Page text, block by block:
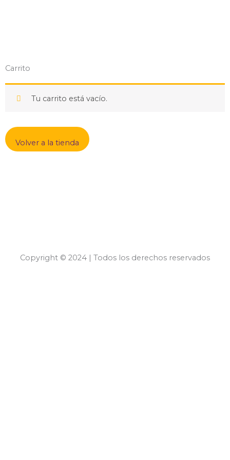
Carrito
Tu carrito está vacío.
Volver a la tienda
Copyright © 2024 | Todos los derechos reservados